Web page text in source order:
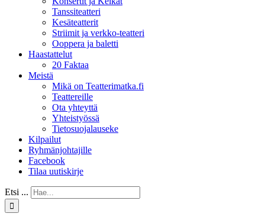
Tanssiteatteri
Kesäteatterit
Striimit ja verkko-teatteri
Ooppera ja baletti
Haastattelut
20 Faktaa
Meistä
Mikä on Teatterimatka.fi
Teattereille
Ota yhteyttä
Yhteistyössä
Tietosuojalauseke
Kilpailut
Ryhmänjohtajille
Facebook
Tilaa uutiskirje
Etsi ...